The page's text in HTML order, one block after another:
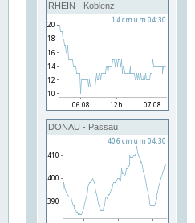
RHEIN - Koblenz
DONAU - Passau